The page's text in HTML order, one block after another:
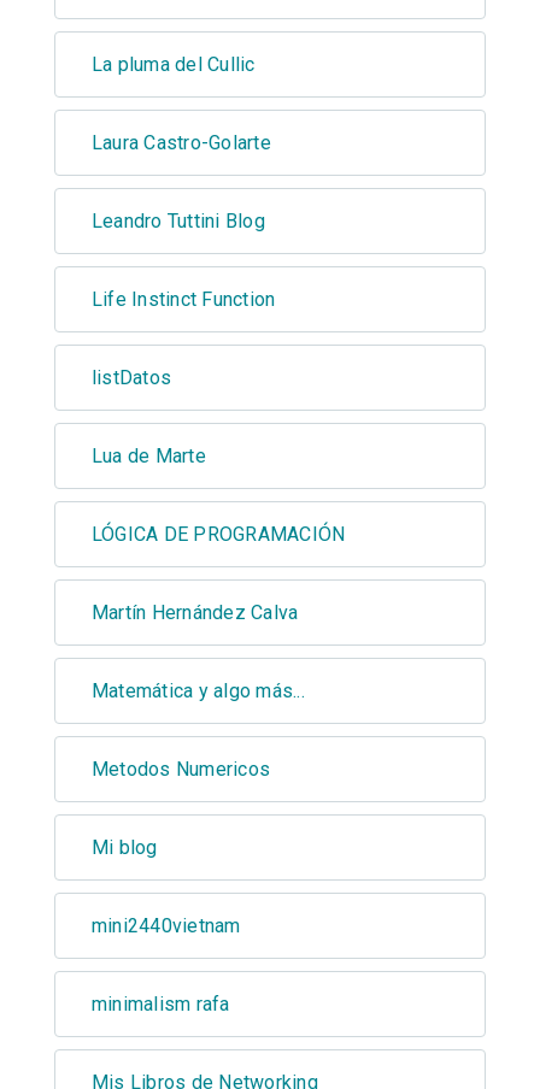
La pluma del Cullic
Laura Castro-Golarte
Leandro Tuttini Blog
Life Instinct Function
listDatos
Lua de Marte
LÓGICA DE PROGRAMACIÓN
Martín Hernández Calva
Matemática y algo más...
Metodos Numericos
Mi blog
mini2440vietnam
minimalism rafa
Mis Libros de Networking